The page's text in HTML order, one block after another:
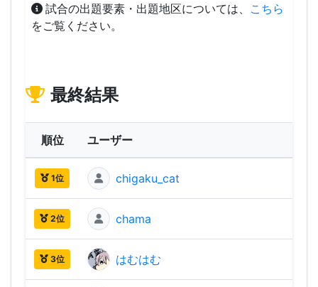
試合の出題要素・出題地区については、 こちら
をご覧ください。
最終結果
順位 ユーザー
1位 chigaku_cat
2位 chama
3位 はむはむ